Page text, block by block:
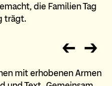
die Familien Tag
trägt.